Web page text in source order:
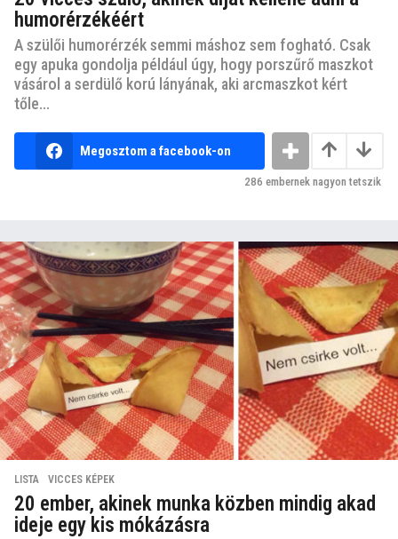
humorérzékéért
A szülői humorérzék semmi máshoz sem fogható. Csak
egy apuka gondolja például úgy, hogy porszűrő maszkot
vásárol a serdülő korú lányának, aki arcmaszkot kért
tőle...
Megosztom a facebook-on
286 embernek nagyon tetszik
LISTA ,VICCES KÉPEK
20 ember, akinek munka közben mindig akad
ideje egy kis mókázásra